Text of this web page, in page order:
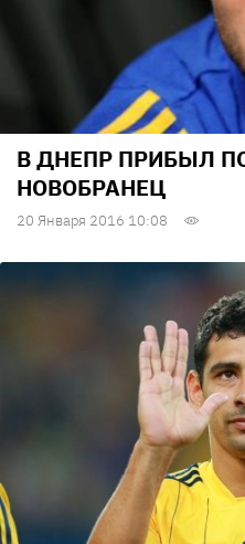
В ДНЕПР ПРИБЫЛ
НОВОБРАНЕЦ
20 Января 2016 10:08